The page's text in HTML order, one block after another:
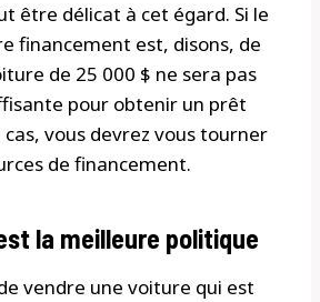
être délicat à cet égard. Si le
financement est, disons, de
de 25 000 $ ne sera pas
pour obtenir un prêt
vous devrez vous tourner
de financement.
la meilleure politique
vendre une voiture qui est